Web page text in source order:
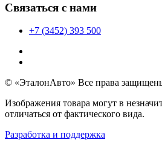
Связаться с нами
+7 (3452) 393 500
© «ЭталонАвто» Все права
Изображения товара могут в
отличаться от фактического вида.
Разработка и поддержка